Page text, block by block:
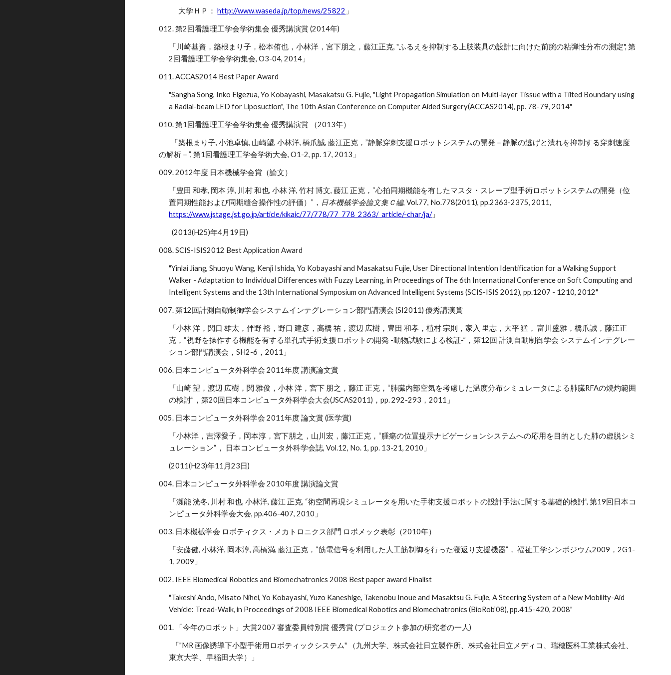
大学ＨＰ：http://www.waseda.jp/top/news/25822 」
012. 第2回看護理工学会学術集会 優秀講演賞 (2014年)
「川崎基資，築根まり子，松本侑也，小林洋，宮下朋之，藤江正克, "ふるえを抑制する上肢装具の設計に向けた前腕の粘弾性分布の測定", 第
2回看護理工学会学術集会, O3-04, 2014」
011. ACCAS2014 Best Paper Award
"Sangha Song, Inko Elgezua, Yo Kobayashi, Masakatsu G. Fujie, "Light Propagation Simulation on Multi-layer Tissue with a Tilted Boundary using
a Radial-beam LED for Liposuction", The 10th Asian Conference on Computer Aided Surgery(ACCAS2014), pp. 78-79, 2014"
010. 第1回看護理工学会学術集会 優秀講演賞 （2013年）
「築根まり子, 小池卓慎, 山崎望, 小林洋, 橋爪誠, 藤江正克，”静脈穿刺支援ロボットシステムの開発－静脈の逃げと潰れを抑制する穿刺速度
の解析－”, 第1回看護理工学会学術大会, O1-2, pp. 17, 2013」
009. 2012年度 日本機械学会賞（論文）
「豊田 和孝, 岡本 淳, 川村 和也, 小林 洋, 竹村 博文, 藤江 正克，“心拍同期機能を有したマスタ・スレーブ型手術ロボットシステムの開発（位
置同期性能および同期縫合操作性の評価）”， 日本機械学会論文集Ｃ編, Vol.77, No.778(2011), pp.2363-2375, 2011,
https://www.jstage.jst.go.jp/article/kikaic/77/778/77_778_2363/_article/-char/ja/」
(2013(H25)年4月19日)
008. SCIS-ISIS2012 Best Application Award
"Yinlai Jiang, Shuoyu Wang, Kenji Ishida, Yo Kobayashi and Masakatsu Fujie, User Directional Intention Identification for a Walking Support
Walker - Adaptation to Individual Differences with Fuzzy Learning, in Proceedings of The 6th International Conference on Soft Computing and
Intelligent Systems and the 13th International Symposium on Advanced Intelligent Systems (SCIS-ISIS 2012), pp.1207 - 1210, 2012"
007. 第12回計測自動制御学会システムインテグレーション部門講演会 (SI2011) 優秀講演賞
「小林 洋，関口 雄太，伴野 裕，野口 建彦，高橋 祐，渡辺 広樹，豊田 和孝，植村 宗則，家入 里志，大平 猛， 富川盛雅，橋爪誠，藤江正
克，“視野を操作する機能を有する単孔式手術支援ロボットの開発 -動物試験による検証-”，第12回 計測自動制御学会 システムインテグレー
ション部門講演会，SH2-6，2011」
006. 日本コンピュータ外科学会 2011年度 講演論文賞
「山崎 望，渡辺 広樹，関 雅俊，小林 洋，宮下 朋之，藤江 正克，“肺臓内部空気を考慮した温度分布シミュレータによる肺臓RFAの焼灼範囲
の検討”，第20回日本コンピュータ外科学会大会(JSCAS2011)，pp. 292-293，2011」
005. 日本コンピュータ外科学会 2011年度 論文賞 (医学賞)
「小林洋，吉澤愛子，岡本淳，宮下朋之，山川宏，藤江正克，“腫瘍の位置提示ナビゲーションシステムへの応用を目的とした肺の虚脱シミ
ュレーション“， 日本コンピュータ外科学会誌, Vol.12, No. 1, pp. 13-21, 2010」
(2011(H23)年11月23日)
004. 日本コンピュータ外科学会 2010年度 講演論文賞
「瀬能 洸冬, 川村 和也, 小林洋, 藤江 正克, “術空間再現シミュレータを用いた手術支援ロボットの設計手法に関する基礎的検討”, 第19回日本コ
ンピュータ外科学会大会, pp.406-407, 2010」
003. 日本機械学会 ロボティクス・メカトロニクス部門 ロボメック表彰（2010年）
「安藤健, 小林洋, 岡本淳, 高橋満, 藤江正克，“筋電信号を利用した人工筋制御を行った寝返り支援機器”， 福祉工学シンポジウム2009，2G1-
1, 2009」
002. IEEE Biomedical Robotics and Biomechatronics 2008 Best paper award Finalist
"Takeshi Ando, Misato Nihei, Yo Kobayashi, Yuzo Kaneshige, Takenobu Inoue and Masaktsu G. Fujie, A Steering System of a New Mobility-Aid
Vehicle: Tread-Walk, in Proceedings of 2008 IEEE Biomedical Robotics and Biomechatronics (BioRob’08), pp.415-420, 2008"
001. 「今年のロボット」大賞2007 審査委員特別賞 優秀賞 (プロジェクト参加の研究者の一人)
「"MR 画像誘導下小型手術用ロボティックシステム" （九州大学、株式会社日立製作所、株式会社日立メディコ、瑞穂医科工業株式会社、
東京大学、早稲田大学）」